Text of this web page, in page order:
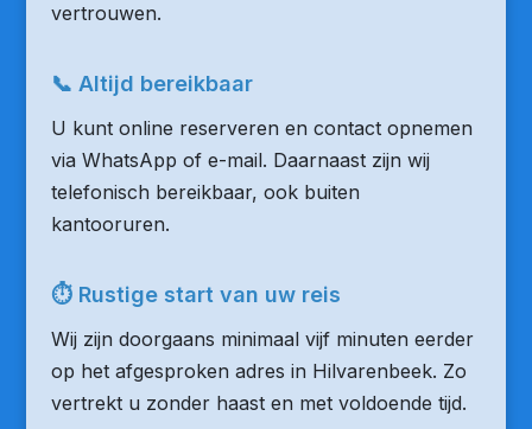
vertrouwen.
📞 Altijd bereikbaar
U kunt online reserveren en contact opnemen
via WhatsApp of e-mail. Daarnaast zijn wij
telefonisch bereikbaar, ook buiten
kantooruren.
⏱ Rustige start van uw reis
Wij zijn doorgaans minimaal vijf minuten eerder
op het afgesproken adres in Hilvarenbeek. Zo
vertrekt u zonder haast en met voldoende tijd.